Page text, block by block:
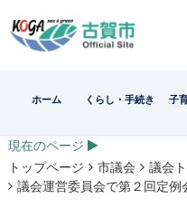
ホーム くらし・手続き 子
現在のページ
トップページ
市議会
議会
議会運営委員会で第２回定例